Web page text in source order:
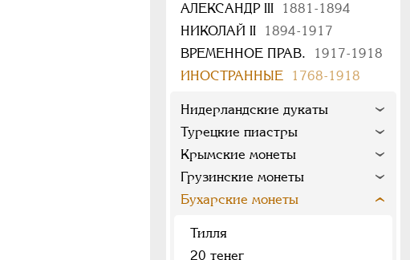
АЛЕКСАНДР III
1881-1894
НИКОЛАЙ II
1894-1917
ВРЕМЕННОЕ ПРАВ.
1917-1918
ИНОСТРАННЫЕ
1768-1918
Нидерландские дукаты
Турецкие пиастры
Крымские монеты
Грузинские монеты
Бухарские монеты
Тилля
20 тенег